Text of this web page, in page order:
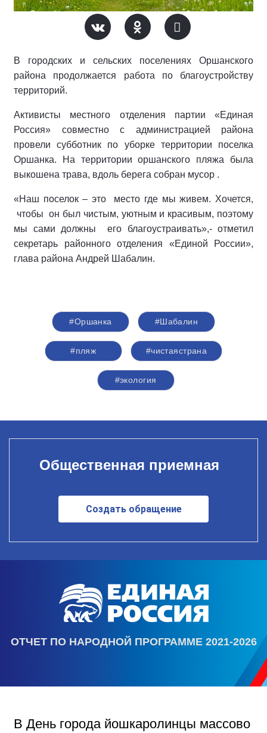
В городских и сельских поселениях Оршанского
района продолжается работа по благоустройству
территорий.
Активисты местного отделения партии «Единая
Россия» совместно с администрацией района
провели субботник по уборке территории поселка
Оршанка. На территории оршанского пляжа была
выкошена трава, вдоль берега собран мусор .
«Наш поселок – это место где мы живем. Хочется,
чтобы он был чистым, уютным и красивым, поэтому
мы сами должны его благоустраивать»,- отметил
секретарь районного отделения «Единой России»,
глава района Андрей Шабалин.
#Оршанка #Шабалин
#пляж #чистаястрана
#экология
Общественная приемная
Создать обращение
ОТЧЕТ ПО НАРОДНОЙ ПРОГРАММЕ 2021-2026
В День города йошкаролинцы массово